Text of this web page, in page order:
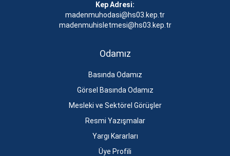
Kep Adresi:
madenmuhodasi@hs03.kep.tr
madenmuhisletmesi@hs03.kep.tr
Odamız
Basında Odamız
Görsel Basında Odamız
Mesleki ve Sektörel Görüşler
Resmi Yazışmalar
Yargı Kararları
Üye Profili